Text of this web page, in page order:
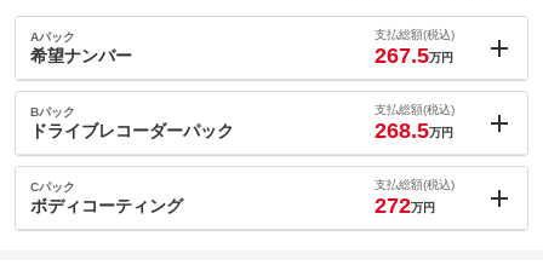
Aパック
希望ナンバー
支払総額(税込)
267.5万円
内：オプシ
ョン価格
(税込)
車両本体価
252万円
Bパック
ドライブレコーダーパック
支払総額(税込)
268.5万円
内：オプシ
ョン価格
(税込)
車両本体価
Cパック
ボディコーティング
支払総額(税込)
272万円